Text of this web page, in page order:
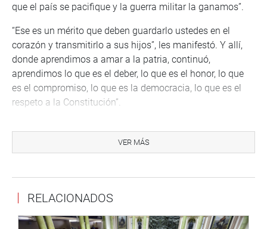
que el país se pacifique y la guerra militar la ganamos”.
“Ese es un mérito que deben guardarlo ustedes en el
corazón y transmitirlo a sus hijos”, les manifestó. Y allí,
donde aprendimos a amar a la patria, continuó,
aprendimos lo que es el deber, lo que es el honor, lo que
es el compromiso, lo que es la democracia, lo que es el
respeto a la Constitución”.
a las mujeres, para tomar decisiones, les quedan dos
cosas: sus principios y sus valores, y dentro de ello todo
Cada 26 de octubre desde hace cuatro años, y gracias a
la Ley 30826, se celebra el Día del Veterano de Guerra y de
VER MÁS
RELACIONADOS